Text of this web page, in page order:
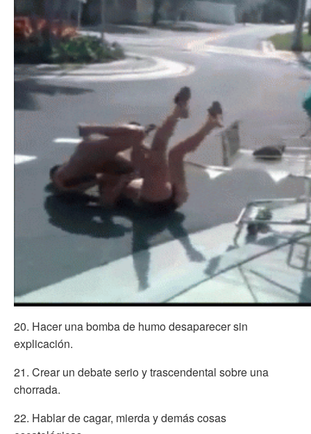
20. Hacer una bomba de humo desaparecer sin
explicación.
21. Crear un debate serio y trascendental sobre una
chorrada.
22. Hablar de cagar, mierda y demás cosas